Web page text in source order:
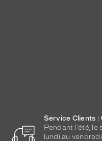
Service Clients
Pendant l'été, le
lundi au